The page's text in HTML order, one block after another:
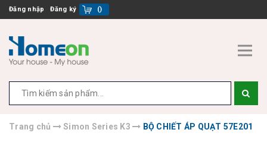
Đăng nhập Đăng ký ()
Trang chủ Simon Series K3 BỘ CHIẾT ÁP QUẠT 57E201